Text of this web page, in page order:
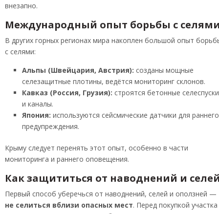
внезапно.
Международный опыт борьбы с
В других горных регионах мира накоплен большой опыт
с селями:
Альпы (Швейцария, Австрия): созданы мощные
селезащитные плотины, ведётся мониторинг склонов.
Кавказ (Россия, Грузия): строятся бетонные селеспуски
и каналы.
Япония: используются сейсмические датчики для раннего
предупреждения.
Крыму следует перенять этот опыт, особенно в части
мониторинга и раннего оповещения.
Как защититься от наводнений и
Первый способ уберечься от наводнений, селей и оползней —
не селиться вблизи опасных мест. Перед покупкой участка